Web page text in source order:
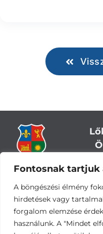
Fontosnak tartjuk
A böngészési élmény
hirdetések vagy
forgalom elemzése
használunk. A "Mindet
Cím:5743
Központi
E-mail: